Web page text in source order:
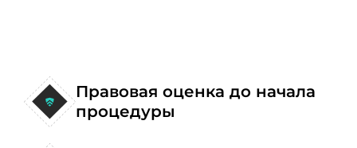
Правовая оценка до начала
процедуры